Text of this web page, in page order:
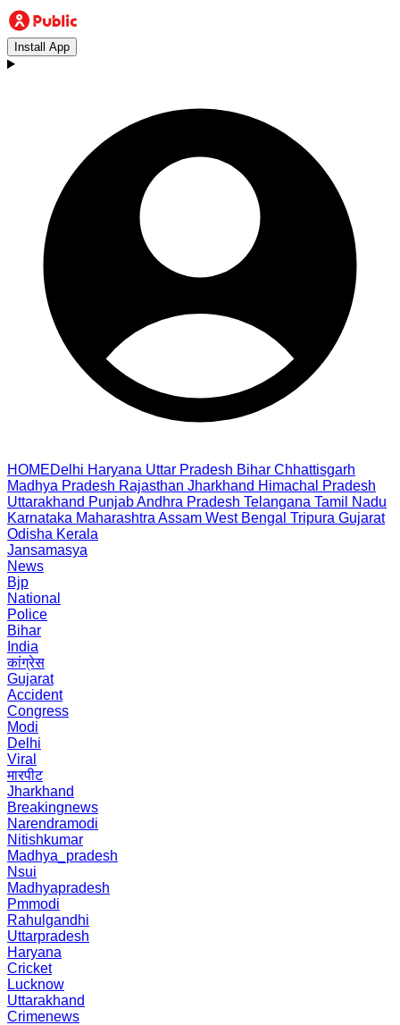
Install App
HOMEDelhi Haryana Uttar Pradesh Bihar Chhattisgarh
Madhya Pradesh Rajasthan Jharkhand Himachal Pradesh
Uttarakhand PunjabAndhra Pradesh Telangana Tamil Nadu
Karnataka Maharashtra Assam West Bengal Tripura Gujarat
Odisha Kerala
Jansamasya
News
Bjp
National
Police
Bihar
India
कांग्रेस
Gujarat
Accident
Congress
Modi
Delhi
Viral
मारपीट
Jharkhand
Breakingnews
Narendramodi
Nitishkumar
Madhya_pradesh
Nsui
Madhyapradesh
Pmmodi
Rahulgandhi
Uttarpradesh
Haryana
Cricket
Lucknow
Uttarakhand
Crimenews